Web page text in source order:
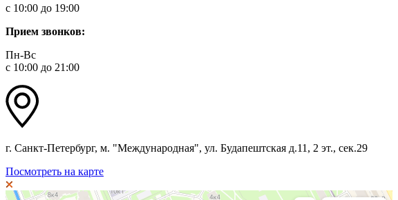
с 10:00 до 19:00
Прием звонков:
Пн-Вс
с 10:00 до 21:00
г. Санкт-Петербург, м. "Международная", ул. Будапештская д.11, 2 эт., сек.29
Посмотреть на карте